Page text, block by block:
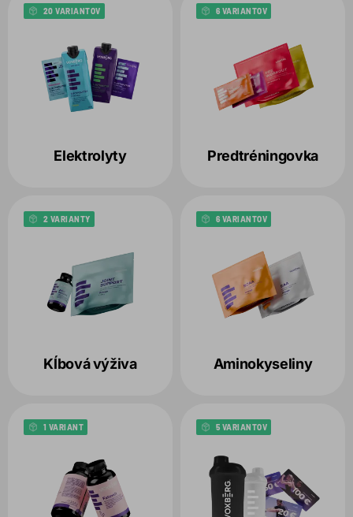
Elektrolyty
20 VARIANTOV
Predtréningovka
6 VARIANTOV
Kĺbová výživa
2 VARIANTY
Aminokyseliny
6 VARIANTOV
1 VARIANT 5 VARIANTOV